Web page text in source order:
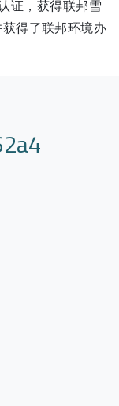
证，获得联邦雪
得了联邦环境办